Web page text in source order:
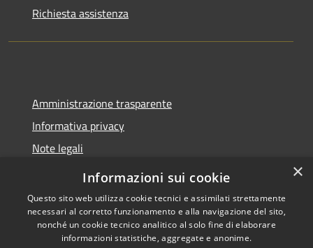
Richiesta assistenza
Amministrazione trasparente
Informativa privacy
Note legali
Dichiarazione di accessibilità
Copyright © 2026 • Unione
×
Informazioni sui cookie
Questo sito web utilizza cookie tecnici e assimilati strettamente
necessari al corretto funzionamento e alla navigazione del sito,
nonché un cookie tecnico analitico al solo fine di elaborare
informazioni statistiche, aggregate e anonime.